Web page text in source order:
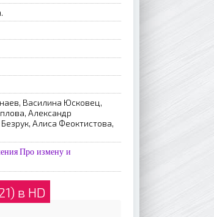
Василина Юсковец,
Александр
Алиса Феоктистова,
Про измену и
в HD